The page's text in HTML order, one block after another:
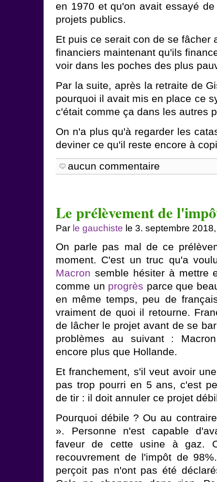
en 1970 et qu'on avait essayé
projets publics.
Et puis ce serait con de se fâcher
financiers maintenant qu'ils
voir dans les poches des plus
Par la suite, après la retraite de
pourquoi il avait mis en place ce
c'était comme ça dans les autres
On n'a plus qu'à regarder les
deviner ce qu'il reste encore à
aucun commentaire
Le prélèvement de
Par le gauchiste le 3. septembre
On parle pas mal de ce
moment. C'est un truc qu'a
Macron semble hésiter à mettre
comme un progrès parce que
en même temps, peu de
vraiment de quoi il retourne.
de lâcher le projet avant de se
problèmes au suivant :
encore plus que Hollande.
Et franchement, s'il veut avoir
pas trop pourri en 5 ans, c'est
de tir : il doit annuler ce projet
Pourquoi débile ? Ou au
». Personne n'est capable
faveur de cette usine à gaz.
recouvrement de l'impôt de
perçoit pas n'ont pas été